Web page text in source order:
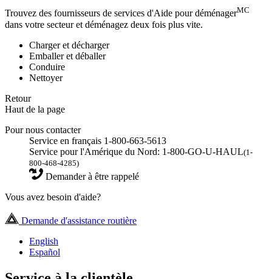
Trouvez des fournisseurs de services d'Aide pour déménagerMC
dans votre secteur et déménagez deux fois plus vite.
Charger et décharger
Emballer et déballer
Conduire
Nettoyer
Retour
Haut de la page
Pour nous contacter
Service en français 1-800-663-5613
Service pour l'Amérique du Nord: 1-800-GO-U-HAUL(1-
800-468-4285)
Demander à être rappelé
Vous avez besoin d'aide?
Demande d'assistance routière
English
Español